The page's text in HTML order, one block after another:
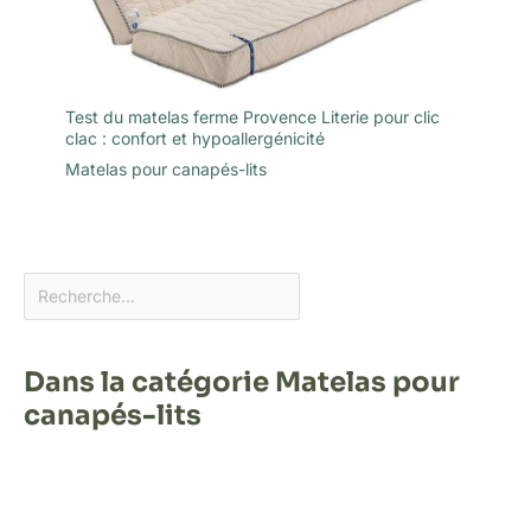
Test du matelas ferme Provence Literie pour clic
clac : confort et hypoallergénicité
Matelas pour canapés-lits
Dans la catégorie Matelas pour
canapés-lits